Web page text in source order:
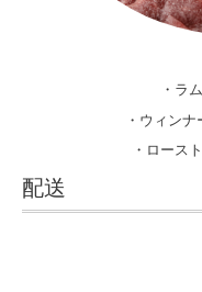
・ラ
・ウィン
・ロース
配送